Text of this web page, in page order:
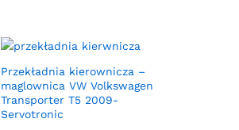
Przekładnia kierownicza –
maglownica VW Volkswagen
Transporter T5 2009-
Servotronic